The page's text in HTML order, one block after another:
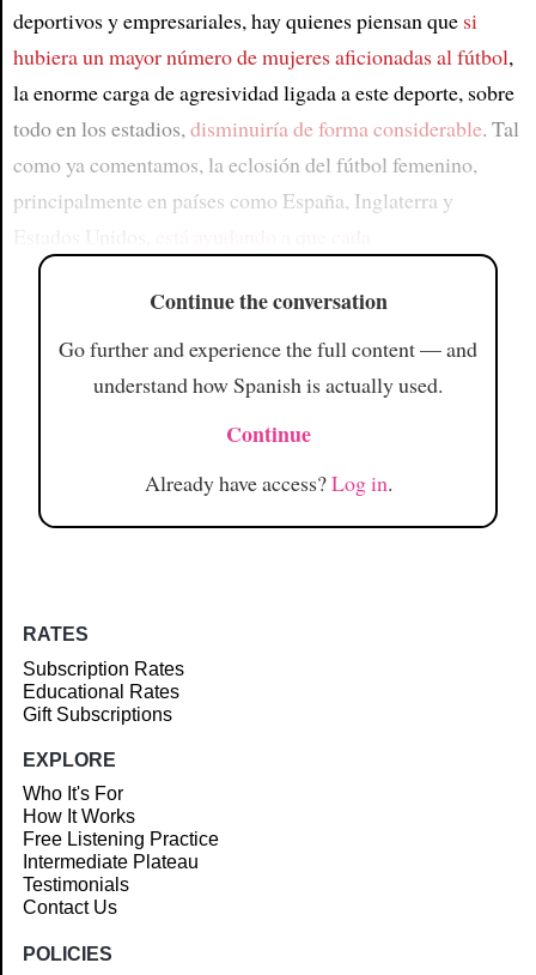
deportivos y empresariales, hay quienes piensan que si
hubiera un mayor número de mujeres aficionadas al fútbol,
la enorme carga de agresividad ligada a este deporte, sobre
todo en los estadios,disminuiría de forma considerable. Tal
como ya comentamos, la eclosión del fútbol femenino,
principalmente en países como España, Inglaterra y
Continue the conversation
Go further and experience the full content — and
understand how Spanish is actually used.
Continue
Already have access?Log in.
RATES
Subscription Rates
Educational Rates
Gift Subscriptions
EXPLORE
Who It's For
How It Works
Free Listening Practice
Intermediate Plateau
Testimonials
Contact Us
POLICIES